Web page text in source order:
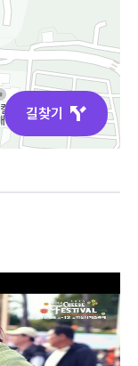
길찾기